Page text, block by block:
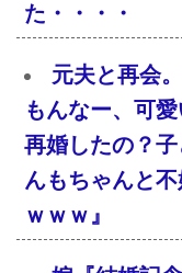
た・・・・
元夫と再会
もんなー、可
再婚したの？
んもちゃんと
ｗｗｗ』